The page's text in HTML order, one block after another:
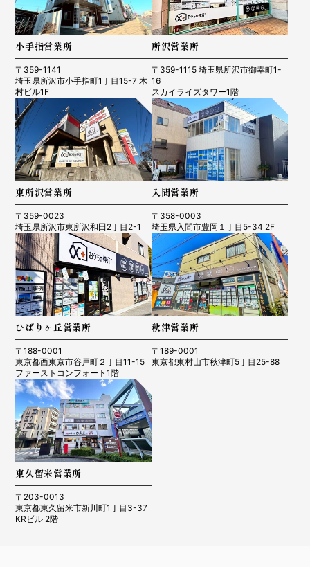
小手指営業所
〒359-1141
埼玉県所沢市小手指町1丁目15-7 木
村ビル1F
所沢営業所
〒359-1115 埼玉県所沢市御幸町1-
16
スカイライズタワー1階
東所沢営業所
〒359-0023
埼玉県所沢市東所沢和田2丁目2-1
入間営業所
〒358-0003
埼玉県入間市豊岡１丁目5-34 2F
ひばりヶ丘営業所
〒188-0001
東京都西東京市谷戸町２丁目11-15
ファーストコンフォート1階
秋津営業所
〒189-0001
東京都東村山市秋津町5丁目25-88
東久留米営業所
〒203-0013
東京都東久留米市新川町1丁目3-37
KRビル 2階